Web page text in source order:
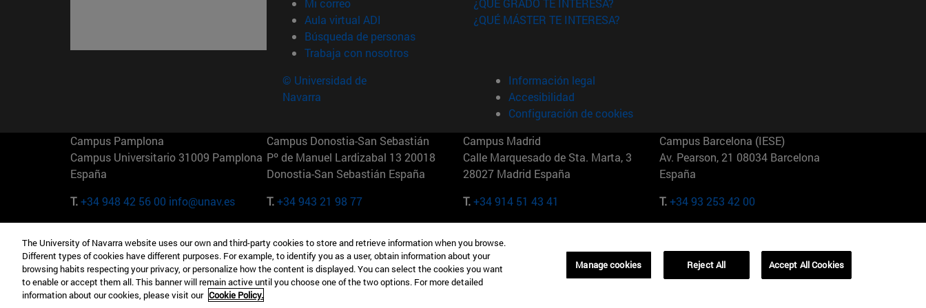
Mi correo
Aula virtual ADI (abre en nueva ventana)
Búsqueda de personas(abre en nueva ventana)
Trabaja con nosotros(abre en nueva ventana)
¿QUÉ GRADO TE INTERESA?
¿QUÉ MÁSTER TE INTERESA?
© Universidad de
Navarra
Información legal
Accesibilidad
Configuración de cookies
Campus Pamplona
Campus Universitario 31009 Pamplona
España
T.+34 948 42 56 00 info@unav.es
Campus Donostia-San Sebastián
Pº de Manuel Lardizabal 13 20018
Donostia-San Sebastián España
T.+34 943 21 98 77
Campus Madrid
Calle Marquesado de Sta. Marta, 3
28027 Madrid España
T.+34 914 51 43 41
Campus Barcelona (IESE)
Av. Pearson, 21 08034 Barcelona
España
T.+34 93 253 42 00
Camino del Cerro Águila 3 28023
Madrid España
T.+34 912 11 30 00
165 W 57th St 10019-2201 Nueva York
EE.UU
T.+1 646 346 8850
Maria-Theresia-Straße 15 81675
Múnich Alemania
T.+49 89 24209790
01321001 Bela Vista Brasil
The University of Navarra website uses our own and third-party cookies to store and retrieve information when you browse.
Different types of cookies have different purposes. For example, to identify you as a user, obtain information about your
browsing habits respecting your privacy, or personalize how the content is displayed. You can select the cookies you want
to enable or accept them all. This banner will remain active until you choose one of the two options. For more detailed
information about our cookies, please visit our Cookie Policy.
Manage cookies Reject All Accept All Cookies